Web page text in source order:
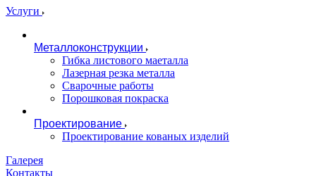
Услуги
Металлоконструкции
Гибка листового маеталла
Лазерная резка металла
Сварочные работы
Порошковая покраска
Проектирование
Проектирование кованых изделий
Галерея
Контакты